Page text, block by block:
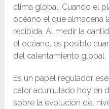
clima global. Cuando el
océano el que almacena
recibida. Al medir la
el océano, es posible
del calentamiento global.
Es un papel regulador
calor acumulado hoy en
sobre la evolución del